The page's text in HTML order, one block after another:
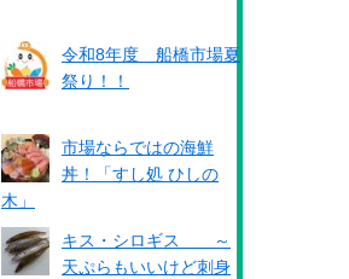
令和8年度 船橋市場夏
祭り！！
市場ならではの海鮮
丼！「すし処 ひしの
木」
キス・シロギス ～
天ぷらもいいけど刺身